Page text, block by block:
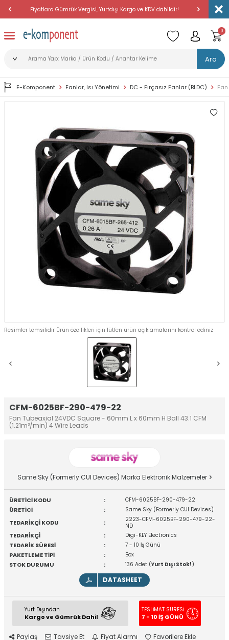
Fiyatlara Gümrük Vergisi, Yurtdışı Kargo ve KDV dahildir!
Ara
0
E-Komponent Fanlar, Isı Yönetimi DC - Fırçasız Fanlar (BLDC)
CFM-6025BF-290-479-22
Fan Tubeaxial 24VDC Square - 60mm L x 60mm H Ball 43.1 CFM
(1.21m³/min) 4 Wire Leads
Resimler temsilidir Ürün özellikleri için lütfen ürün açıklamalarını kontrol ediniz
Same Sky (Formerly CUI Devices) Marka Elektronik Malzemeler
ÜRETİCİ KODU : CFM-6025BF-290-479-22
ÜRETİCİ : Same Sky (Formerly CUI Devices)
TEDARİKÇİ KODU :
2223-CFM-6025BF-290-479-22-
ND
TEDARİKÇİ : Digi-KEY Electronics
TEDARİK SÜRESİ : 7 - 10 İş Günü
PAKETLEME TİPİ : Box
STOK DURUMU : 136 Adet (Yurt Dışı Stok!)
DATASHEET
Yurt Dışından
Kargo ve Gümrük Dahil
TESLİMAT SÜRESİ
7 - 10 İŞ GÜNÜ
Paylaş Tavsiye Et Fiyat Alarmı Favorilere Ekle